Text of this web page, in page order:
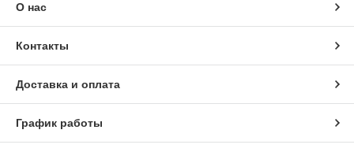
О нас
Контакты
Доставка и оплата
График работы